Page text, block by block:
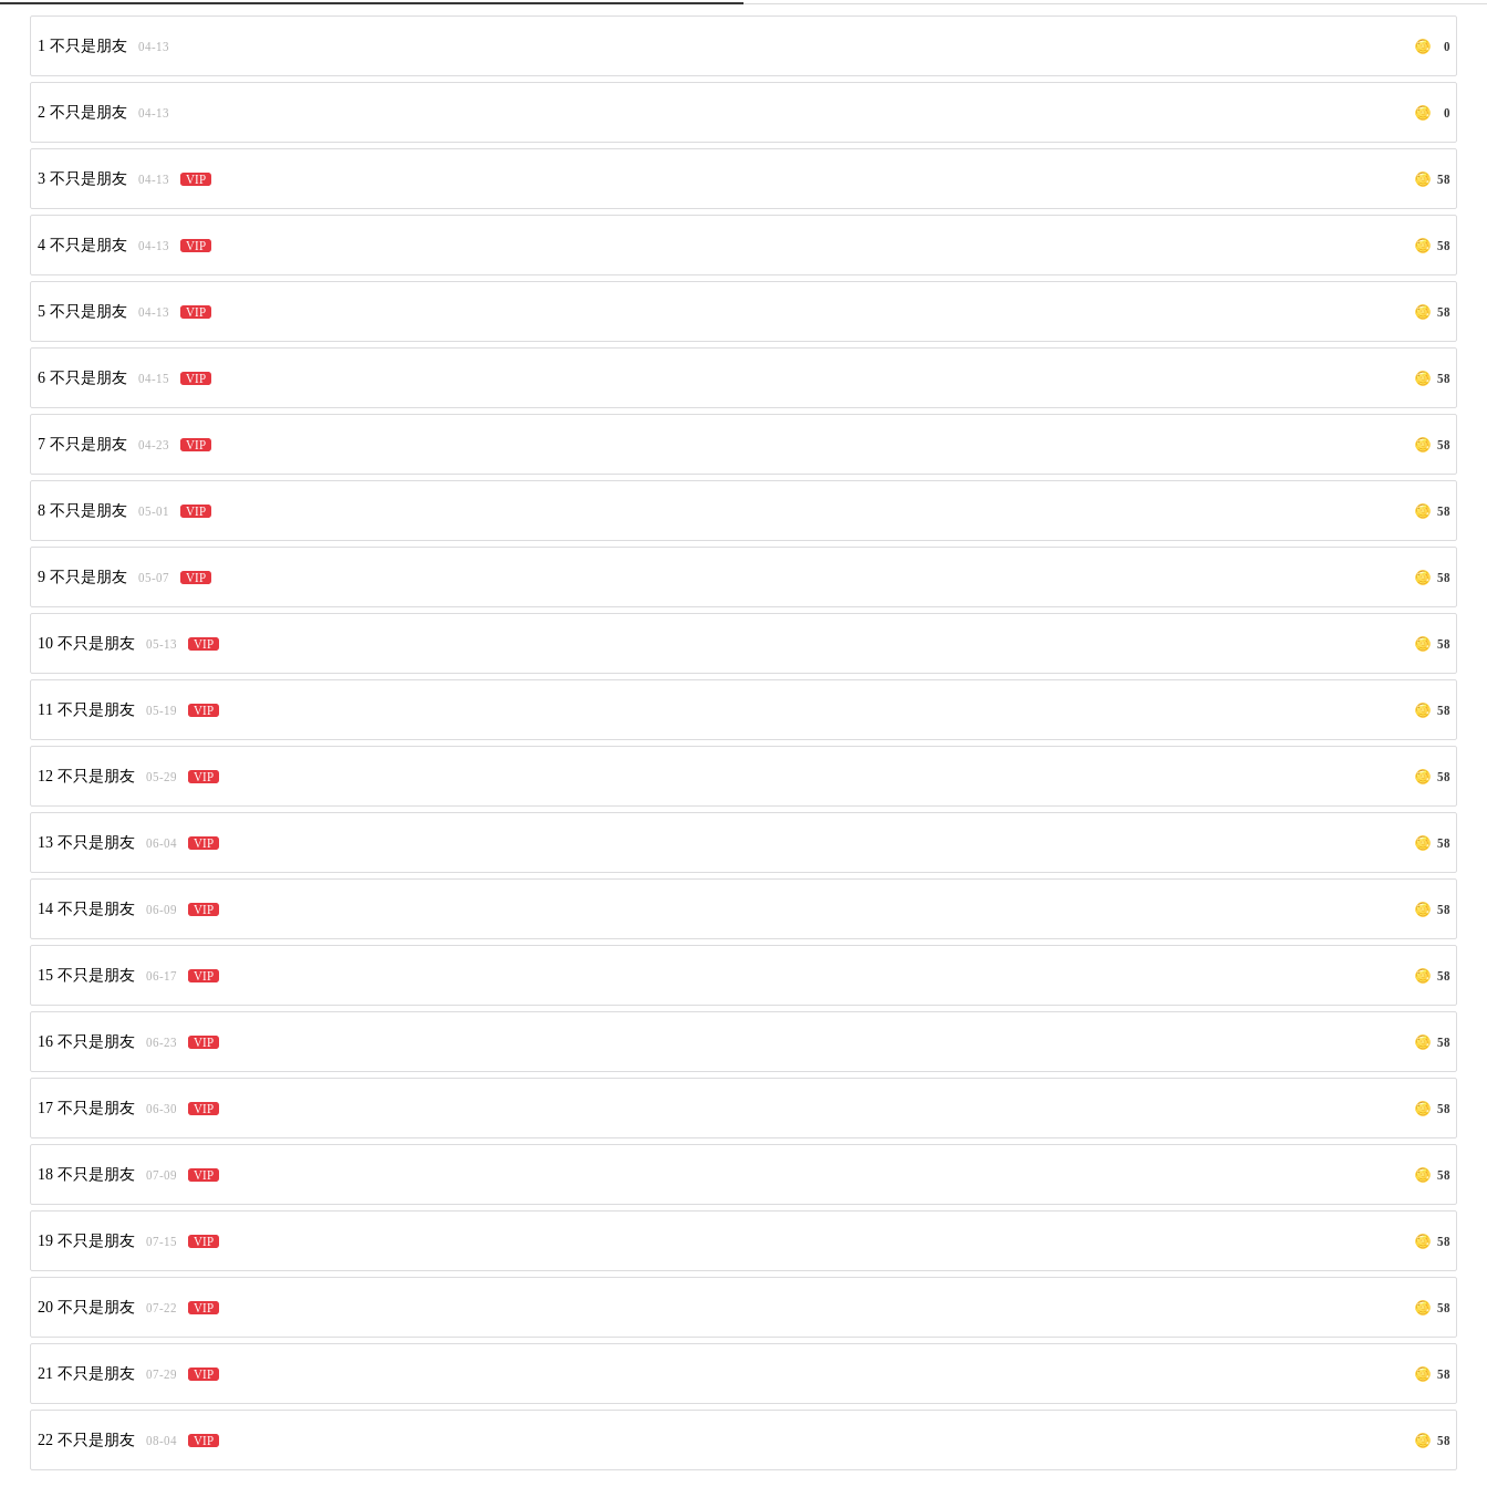
1 不只是朋友 04-13 0
2 不只是朋友 04-13 0
3 不只是朋友 04-13 VIP 58
4 不只是朋友 04-13 VIP 58
5 不只是朋友 04-13 VIP 58
6 不只是朋友 04-15 VIP 58
7 不只是朋友 04-23 VIP 58
8 不只是朋友 05-01 VIP 58
9 不只是朋友 05-07 VIP 58
10 不只是朋友 05-13 VIP 58
11 不只是朋友 05-19 VIP 58
12 不只是朋友 05-29 VIP 58
13 不只是朋友 06-04 VIP 58
14 不只是朋友 06-09 VIP 58
15 不只是朋友 06-17 VIP 58
16 不只是朋友 06-23 VIP 58
17 不只是朋友 06-30 VIP 58
18 不只是朋友 07-09 VIP 58
19 不只是朋友 07-15 VIP 58
20 不只是朋友 07-22 VIP 58
21 不只是朋友 07-29 VIP 58
22 不只是朋友 08-04 VIP 58